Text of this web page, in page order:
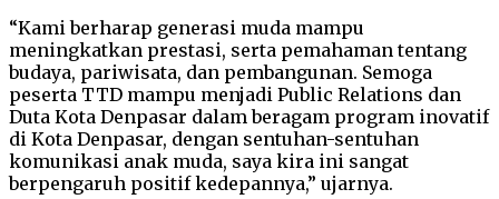
“Kami berharap generasi muda mampu
meningkatkan prestasi, serta pemahaman tentang
budaya, pariwisata, dan pembangunan. Semoga
peserta TTD mampu menjadi Public Relations dan
Duta Kota Denpasar dalam beragam program inovatif
di Kota Denpasar, dengan sentuhan-sentuhan
komunikasi anak muda, saya kira ini sangat
berpengaruh positif kedepannya,” ujarnya.